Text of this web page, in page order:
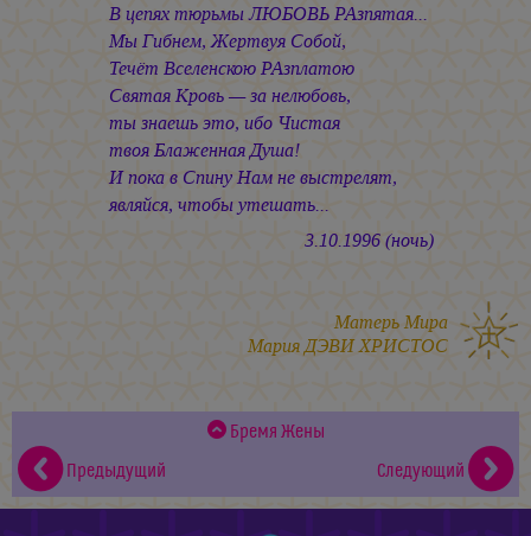
В цепях тюрьмы ЛЮБОВЬ РАзпятая...
Мы Гибнем, Жертвуя Собой,
Течёт Вселенскою РАзплатою
Святая Кровь — за нелюбовь,
ты знаешь это, ибо Чистая
твоя Блаженная Душа!
И пока в Спину Нам не выстрелят,
являйся, чтобы утешать...
3.10.1996 (ночь)
Матерь Мира
Мария ДЭВИ ХРИСТОС
Бремя Жены
Предыдущий
Следующий